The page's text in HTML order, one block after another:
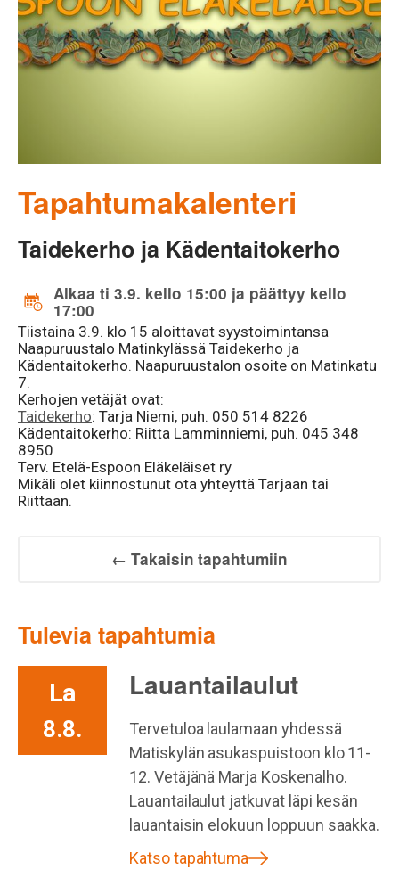
Tapahtumakalenteri
Taidekerho ja Kädentaitokerho
Alkaa ti 3.9. kello 15:00 ja päättyy kello
17:00
Tiistaina 3.9. klo 15 aloittavat syystoimintansa
Naapuruustalo Matinkylässä Taidekerho ja
Kädentaitokerho. Naapuruustalon osoite on Matinkatu
7.
Kerhojen vetäjät ovat:
Taidekerho: Tarja Niemi, puh. 050 514 8226
Kädentaitokerho: Riitta Lamminniemi, puh. 045 348
8950
Terv. Etelä-Espoon Eläkeläiset ry
Mikäli olet kiinnostunut ota yhteyttä Tarjaan tai
Riittaan.
← Takaisin tapahtumiin
Tulevia tapahtumia
La
8.8.
Lauantailaulut
Tervetuloa laulamaan yhdessä
Matiskylän asukaspuistoon klo 11-
12. Vetäjänä Marja Koskenalho.
Lauantailaulut jatkuvat läpi kesän
lauantaisin elokuun loppuun saakka.
Katso tapahtuma